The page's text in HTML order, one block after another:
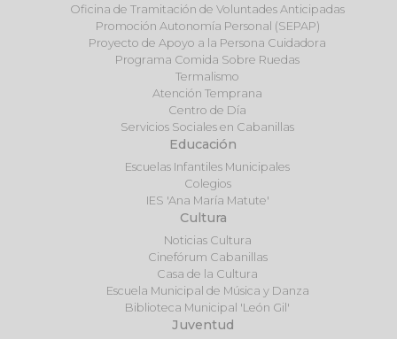
Oficina de Tramitación de Voluntades Anticipadas
Promoción Autonomía Personal (SEPAP)
Proyecto de Apoyo a la Persona Cuidadora
Programa Comida Sobre Ruedas
Termalismo
Atención Temprana
Centro de Día
Servicios Sociales en Cabanillas
Educación
Escuelas Infantiles Municipales
Colegios
IES 'Ana María Matute'
Cultura
Noticias Cultura
Cinefórum Cabanillas
Casa de la Cultura
Escuela Municipal de Música y Danza
Biblioteca Municipal 'León Gil'
Juventud